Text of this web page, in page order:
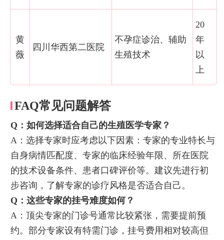
黄
薇
四川华西第二医院
不孕症诊治、辅助
生殖技术
20
年
以
上
FAQ常见问题解答
Q：如何选择适合自己的生殖医学专家？
A：选择专家时应考虑以下因素：专家的专业特长与
自身病情匹配度、专家的临床经验年限、所在医院
的技术设备条件、患者口碑评价等。建议先进行初
步咨询，了解专家的诊疗风格是否适合自己。
Q：这些专家的挂号难度如何？
A：顶尖专家的门诊号通常比较紧张，需要提前预
约。部分专家设有特需门诊，挂号费用相对较高但